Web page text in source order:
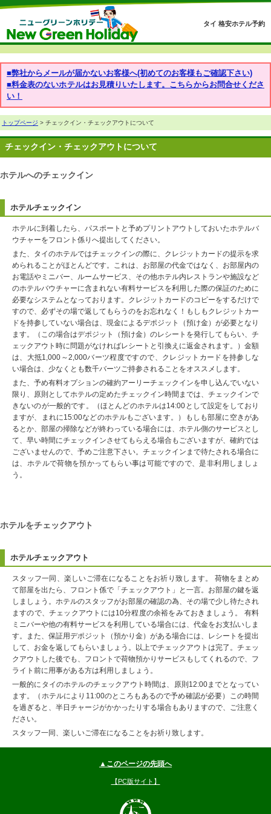
タイ 格安ホテル予約
■弊社からメールが届かないお客様へ(初めてのお客様もご確認下さい)
■料金表のないホテルはお見積りいたします。こちらからお問合せくださ
い！
トップページ > チェックイン・チェックアウトについて
チェックイン・チェックアウトについて
ホテルへのチェックイン
ホテルチェックイン
ホテルに到着したら、パスポートと予めプリントアウトしておいたホテルバ
ウチャーをフロント係りへ提出してください。
また、タイのホテルではチェックインの際に、クレジットカードの提示を求
められることがほとんどです。これは、お部屋の代金ではなく、お部屋内の
お電話やミニバー、ルームサービス、その他ホテル内レストランや施設など
のホテルバウチャーに含まれない有料サービスを利用した際の保証のために
必要なシステムとなっております。クレジットカードのコピーをするだけで
すので、必ずその場で返してもらうのをお忘れなく！もしもクレジットカー
ドを持参していない場合は、現金によるデポジット（預け金）が必要となり
ます。（この場合はデポジット（預け金）のレシートを発行してもらい、チ
ェックアウト時に問題がなければレシートと引換えに返金されます。）金額
は、大抵1,000～2,000バーツ程度ですので、クレジットカードを持参しな
い場合は、少なくとも数千バーツご持参されることをオススメします。
また、予め有料オプションの確約アーリーチェックインを申し込んでいない
限り、原則としてホテルの定めたチェックイン時間までは、チェックインで
きないのが一般的です。（ほとんどのホテルは14:00として設定をしており
ますが、まれに15:00などのホテルもございます。）もしも部屋に空きがあ
るとか、部屋の掃除などが終わっている場合には、ホテル側のサービスとし
て、早い時間にチェックインさせてもらえる場合もございますが、確約では
ございませんので、予めご注意下さい。チェックインまで待たされる場合に
は、ホテルで荷物を預かってもらい事は可能ですので、是非利用しましょ
う。
ホテルをチェックアウト
ホテルチェックアウト
スタッフ一同、楽しいご滞在になることをお祈り致します。 荷物をまとめ
て部屋を出たら、フロント係で「チェックアウト」と一言。お部屋の鍵を返
しましょう。ホテルのスタッフがお部屋の確認の為、その場で少し待たされ
ますので、チェックアウトには10分程度の余裕をみておきましょう。 有料
ミニバーや他の有料サービスを利用している場合には、代金をお支払いしま
す。また、保証用デポジット（預かり金）がある場合には、レシートを提出
して、お金を返してもらいましょう。以上でチェックアウトは完了。チェッ
クアウトした後でも、フロントで荷物預かりサービスもしてくれるので、フ
ライト前に用事がある方は利用しましょう。
一般的にタイのホテルのチェックアウト時間は、原則12:00までとなってい
ます。（ホテルにより11:00のところもあるので予め確認が必要）この時間
を過ぎると、半日チャージがかかったりする場合もありますので、ご注意く
ださい。
スタッフ一同、楽しいご滞在になることをお祈り致します。
▲このページの先頭へ
【PC版サイト】